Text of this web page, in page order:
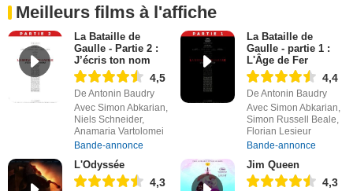
Meilleurs films à l'affiche
La Bataille de
Gaulle - Partie 2 :
J’écris ton nom
4,5
De Antonin Baudry
Avec Simon Abkarian,
Niels Schneider,
Anamaria Vartolomei
Bande-annonce
La Bataille de
Gaulle - partie 1 :
L'Âge de Fer
4,4
De Antonin Baudry
Avec Simon Abkarian,
Simon Russell Beale,
Florian Lesieur
Bande-annonce
L'Odyssée
4,3
Jim Queen
4,3